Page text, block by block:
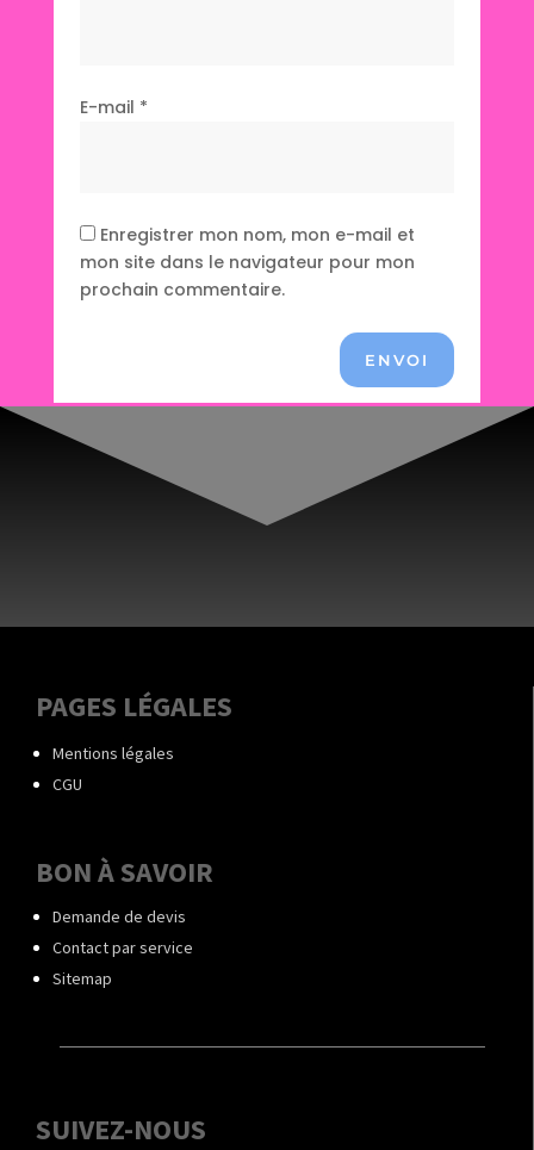
E-mail *
Enregistrer mon nom, mon e-mail et
mon site dans le navigateur pour mon
prochain commentaire.
ENVOI
PAGES LÉGALES
Mentions légales
CGU
BON À SAVOIR
Demande de devis
Contact par service
Sitemap
SUIVEZ-NOUS